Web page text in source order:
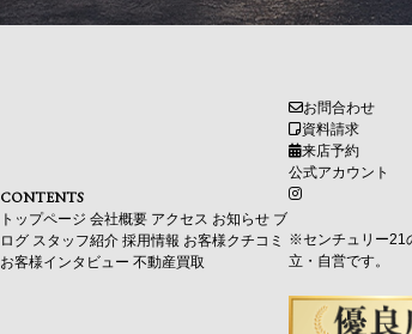
CONTENTS
トップページ 会社概要 アクセス お知らせ ブ
ログ スタッフ紹介 採用情報 お客様クチコミ
お客様インタビュー 不動産買取
お問合わせ
資料請求
来店予約
公式アカウント
※センチュリー21
立・自営です。